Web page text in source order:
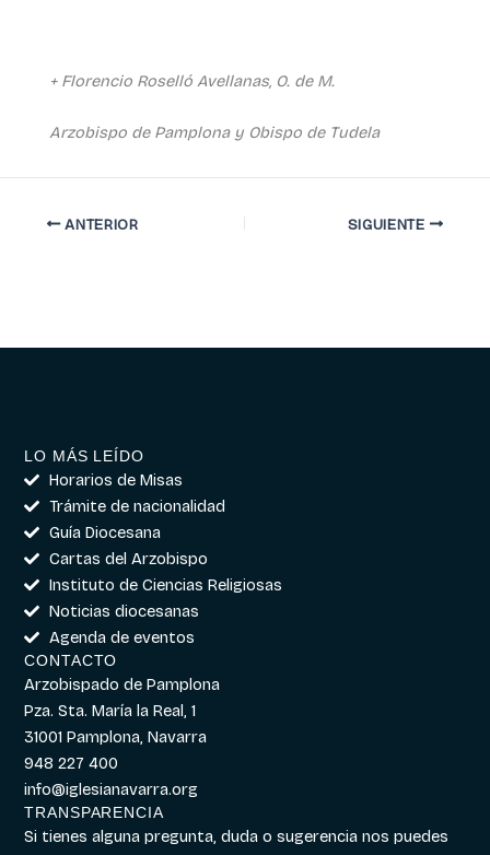
+ Florencio Roselló Avellanas, O. de M.
Arzobispo de Pamplona y Obispo de Tudela
ANTERIOR SIGUIENTE
LO MÁS LEÍDO
Horarios de Misas
Trámite de nacionalidad
Guía Diocesana
Cartas del Arzobispo
Instituto de Ciencias Religiosas
Noticias diocesanas
Agenda de eventos
CONTACTO
Arzobispado de Pamplona
Pza. Sta. María la Real, 1
31001 Pamplona, Navarra
948 227 400
info@iglesianavarra.org
TRANSPARENCIA
Si tienes alguna pregunta, duda o sugerencia nos puedes